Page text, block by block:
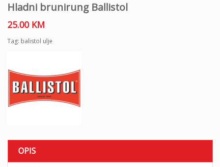
Hladni brunirung Ballistol
25.00 KM
Tag: balistol ulje
OPIS